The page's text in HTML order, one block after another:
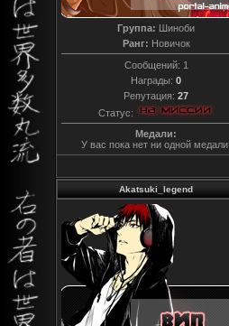
Группа: Шиноби
Ранг: Новичок
Сообщений: 1
Награды: 0
Репутация: 27
Статус:
Медали:
У вас пока нет ни одной медали.
Akatsuki_legend